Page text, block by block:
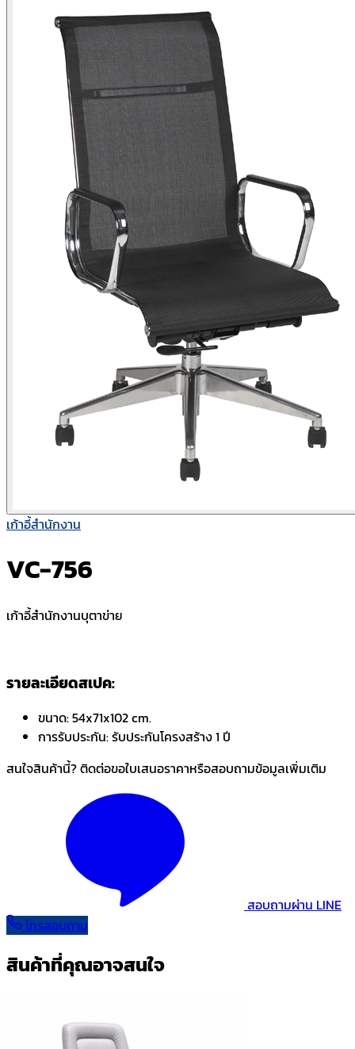
เก้าอี้สำนักงาน
VC-756
เก้าอี้สำนักงานบุตาข่าย
รายละเอียดสเปค:
ขนาด:54x71x102 cm.
การรับประกัน:รับประกันโครงสร้าง 1 ปี
สนใจสินค้านี้? ติดต่อขอใบเสนอราคาหรือสอบถามข้อมูลเพิ่มเติม
สอบถามผ่าน LINE
โทรสอบถาม
สินค้าที่คุณอาจสนใจ